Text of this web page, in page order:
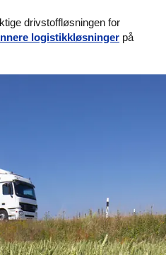
drivstoffløsningen for
logistikkløsninger på